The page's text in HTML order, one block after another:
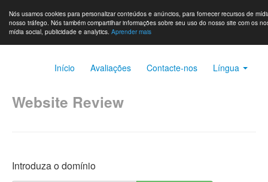
Nós usamos cookies para personalizar conteúdos e anúncios, para fornecer recursos de
nosso tráfego. Nós também compartilhar informações sobre seu uso do nosso site com os
mídia social, publicidade e analytics. Aprender mais
Início Avaliações Contacte-nos Língua
Website Review
Introduza o domínio